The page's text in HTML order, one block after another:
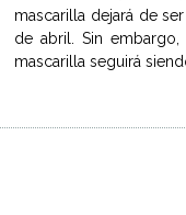
mascarilla dejará de
de abril. Sin
mascarilla seguirá